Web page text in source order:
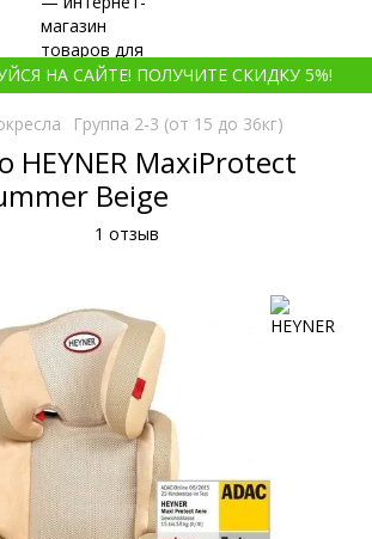
НА САЙТЕ! ПОЛУЧИТЕ СКИДКУ 5%!
Группа 2-3 (от 15 до 36кг)
HEYNER MaxiProtect
Beige
1 отзыв